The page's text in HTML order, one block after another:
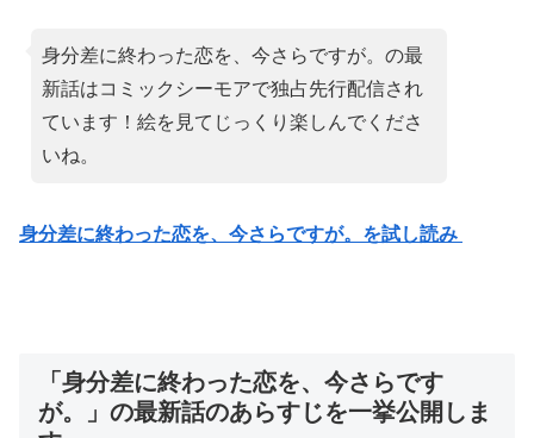
身分差に終わった恋を、今さらですが。の最
新話はコミックシーモアで独占先行配信され
ています！絵を見てじっくり楽しんでくださ
いね。
身分差に終わった恋を、今さらですが。を試し読み
「身分差に終わった恋を、今さらです
が。」の最新話のあらすじを一挙公開しま